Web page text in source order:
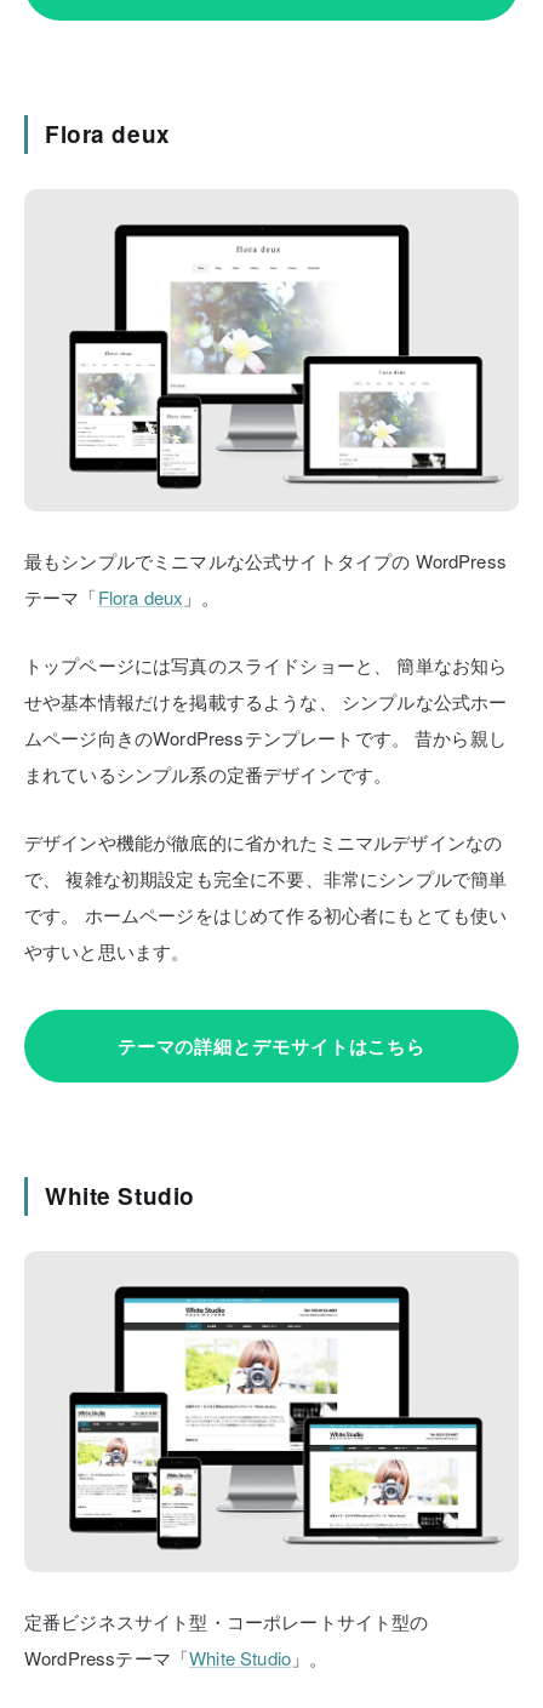
Flora deux
最もシンプルでミニマルな公式サイトタイプの WordPress
テーマ「Flora deux 」。
トップページには写真のスライドショーと、
簡単なお知ら
せや基本情報だけを掲載するような、
シンプルな公式ホー
ムページ向きのWordPressテンプレートです。
昔から親し
まれているシンプル系の定番デザインです。
デザインや機能が徹底的に省かれたミニマルデザインなの
で、
複雑な初期設定も完全に不要、非常にシンプルで簡単
です。
ホームページをはじめて作る初心者にもとても使い
やすいと思います。
テーマの詳細とデモサイトはこちら
White Studio
定番ビジネスサイト型・コーポレートサイト型の
WordPressテーマ「White Studio 」。